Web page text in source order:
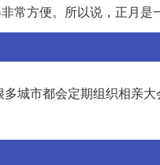
方便。所以说，正月是
城市都会定期组织相亲